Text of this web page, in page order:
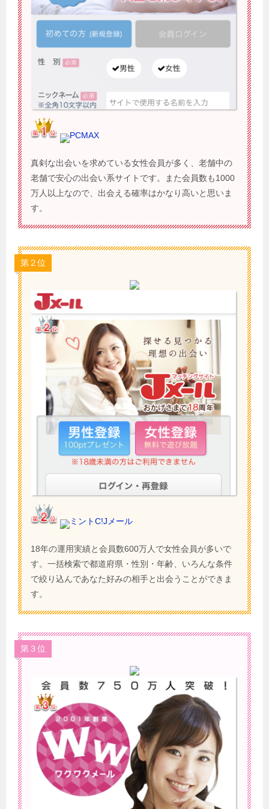
PCMAX
真剣な出会いを求めている女性会員が多く、老舗中の
老舗で安心の出会い系サイトです。また会員数も1000
万人以上なので、出会える確率はかなり高いと思いま
す。
第２位
ミントC!Jメール
18年の運用実績と会員数600万人で女性会員が多いで
す。一括検索で都道府県・性別・年齢、いろんな条件
で絞り込んであなた好みの相手と出会うことができま
す。
第３位